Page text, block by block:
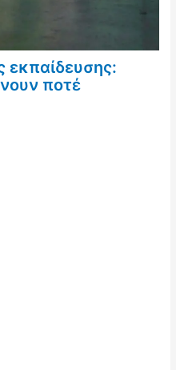
εκπαίδευσης:
ποτέ